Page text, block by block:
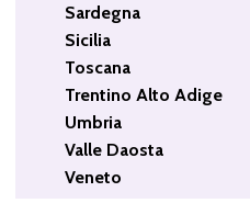
Sardegna
Sicilia
Toscana
Trentino Alto Adige
Umbria
Valle Daosta
Veneto